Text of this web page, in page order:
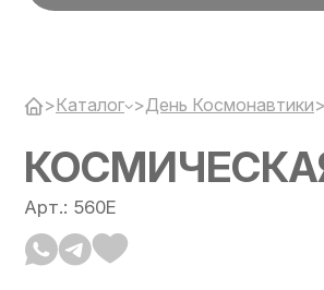
>Каталог >День Космонавтики>
Арт.: 560E